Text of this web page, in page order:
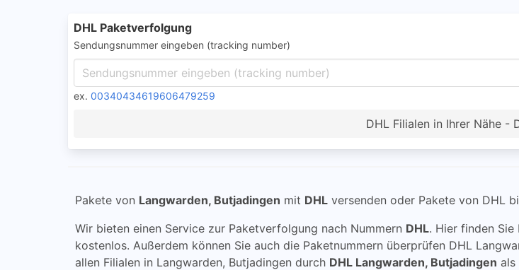
DHL Paketverfolgung
Sendungsnummer eingeben (tracking number)
ex. 00340434619606479259
DHL Filialen in Ihrer Nähe -
Pakete von Langwarden, Butjadingen mit DHL versenden oder Pakete von DHL
Wir bieten einen Service zur Paketverfolgung nach Nummern DHL. Hier finden Sie
kostenlos. Außerdem können Sie auch die Paketnummern überprüfen DHL
allen Filialen in Langwarden, Butjadingen durch DHL Langwarden, Butjadingen als